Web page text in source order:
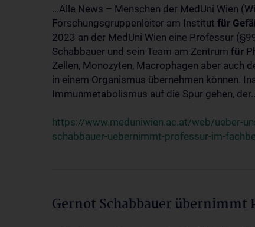
...Alle News – Menschen der MedUni Wien
Forschungsgruppenleiter am Institut für
2023 an der MedUni Wien eine Professur
Schabbauer und sein Team am Zentrum für
Zellen, Monozyten, Macrophagen aber auch
in einem Organismus übernehmen können.
Immunmetabolismus auf die Spur gehen,
https://www.meduniwien.ac.at/web/ueber-
schabbauer-uebernimmt-professur-im-
Gernot Schabbauer